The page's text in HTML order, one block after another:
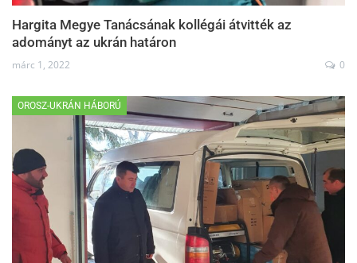
Hargita Megye Tanácsának kollégái átvitték az
adományt az ukrán határon
márc 1, 2022 0
OROSZ-UKRÁN HÁBORÚ